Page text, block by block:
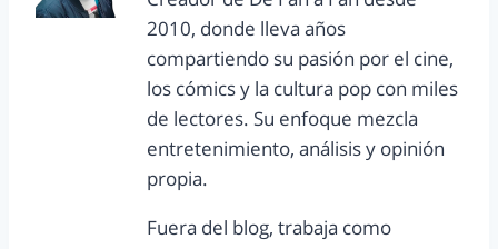
2010, donde lleva años
compartiendo su pasión por el cine,
los cómics y la cultura pop con miles
de lectores. Su enfoque mezcla
entretenimiento, análisis y opinión
propia.
Fuera del blog, trabaja como